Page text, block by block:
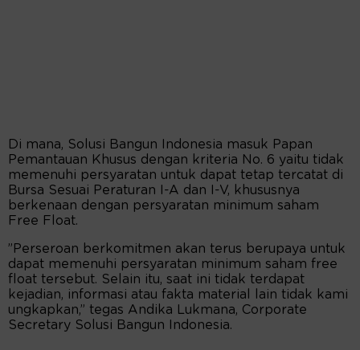
Di mana, Solusi Bangun Indonesia masuk Papan
Pemantauan Khusus dengan kriteria No. 6 yaitu tidak
memenuhi persyaratan untuk dapat tetap tercatat di
Bursa Sesuai Peraturan I-A dan I-V, khususnya
berkenaan dengan persyaratan minimum saham
Free Float.
”Perseroan berkomitmen akan terus berupaya untuk
dapat memenuhi persyaratan minimum saham free
float tersebut. Selain itu, saat ini tidak terdapat
kejadian, informasi atau fakta material lain tidak kami
ungkapkan,” tegas Andika Lukmana, Corporate
Secretary Solusi Bangun Indonesia.